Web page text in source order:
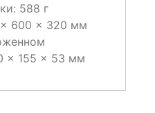
588 г
600 × 320 мм
× 155 × 53 мм